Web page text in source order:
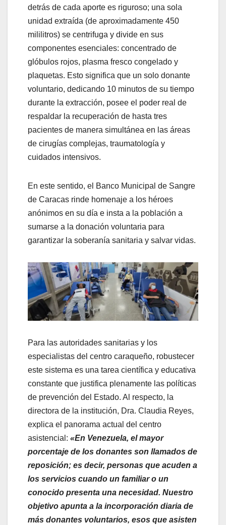
detrás de cada aporte es riguroso; una sola
unidad extraída (de aproximadamente 450
mililitros) se centrifuga y divide en sus
componentes esenciales: concentrado de
glóbulos rojos, plasma fresco congelado y
plaquetas. Esto significa que un solo donante
voluntario, dedicando 10 minutos de su tiempo
durante la extracción, posee el poder real de
respaldar la recuperación de hasta tres
pacientes de manera simultánea en las áreas
de cirugías complejas, traumatología y
cuidados intensivos.
En este sentido, el Banco Municipal de Sangre
de Caracas rinde homenaje a los héroes
anónimos en su día e insta a la población a
sumarse a la donación voluntaria para
garantizar la soberanía sanitaria y salvar vidas.
Para las autoridades sanitarias y los
especialistas del centro caraqueño, robustecer
este sistema es una tarea científica y educativa
constante que justifica plenamente las políticas
de prevención del Estado. Al respecto, la
directora de la institución, Dra. Claudia Reyes,
explica el panorama actual del centro
asistencial: «En Venezuela, el mayor
porcentaje de los donantes son llamados de
reposición; es decir, personas que acuden a
los servicios cuando un familiar o un
conocido presenta una necesidad. Nuestro
objetivo apunta a la incorporación diaria de
más donantes voluntarios, esos que asisten